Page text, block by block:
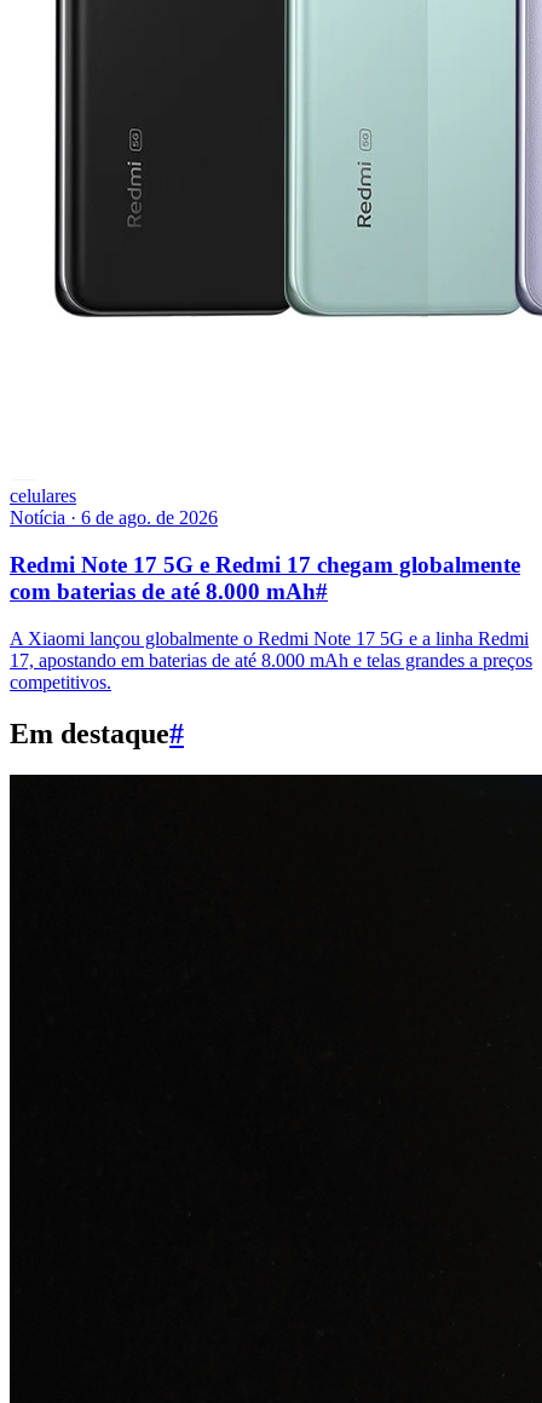
celulares
Notícia · 6 de ago. de 2026
Redmi Note 17 5G e Redmi 17 chegam globalmente
com baterias de até 8.000 mAh#
A Xiaomi lançou globalmente o Redmi Note 17 5G e a linha Redmi
17, apostando em baterias de até 8.000 mAh e telas grandes a preços
competitivos.
Em destaque#